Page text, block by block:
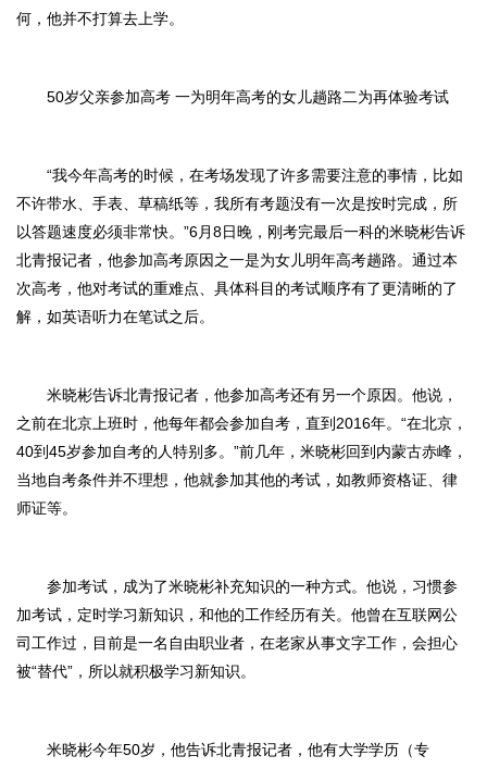
何，他并不打算去上学。
50岁父亲参加高考 一为明年高考的女儿趟路二为再体验考试
“我今年高考的时候，在考场发现了许多需要注意的事情，比如
不许带水、手表、草稿纸等，我所有考题没有一次是按时完成，所
以答题速度必须非常快。”6月8日晚，刚考完最后一科的米晓彬告诉
北青报记者，他参加高考原因之一是为女儿明年高考趟路。通过本
次高考，他对考试的重难点、具体科目的考试顺序有了更清晰的了
解，如英语听力在笔试之后。
米晓彬告诉北青报记者，他参加高考还有另一个原因。他说，
之前在北京上班时，他每年都会参加自考，直到2016年。“在北京，
40到45岁参加自考的人特别多。”前几年，米晓彬回到内蒙古赤峰，
当地自考条件并不理想，他就参加其他的考试，如教师资格证、律
师证等。
参加考试，成为了米晓彬补充知识的一种方式。他说，习惯参
加考试，定时学习新知识，和他的工作经历有关。他曾在互联网公
司工作过，目前是一名自由职业者，在老家从事文字工作，会担心
被“替代”，所以就积极学习新知识。
米晓彬今年50岁，他告诉北青报记者，他有大学学历（专